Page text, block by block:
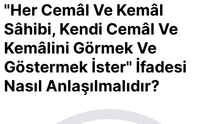
"Her Cemâl Ve Kemâl
Sâhibi, Kendi Cemâl Ve
Kemâlini Görmek Ve
Göstermek İster" İfadesi
Nasıl Anlaşılmalıdır?